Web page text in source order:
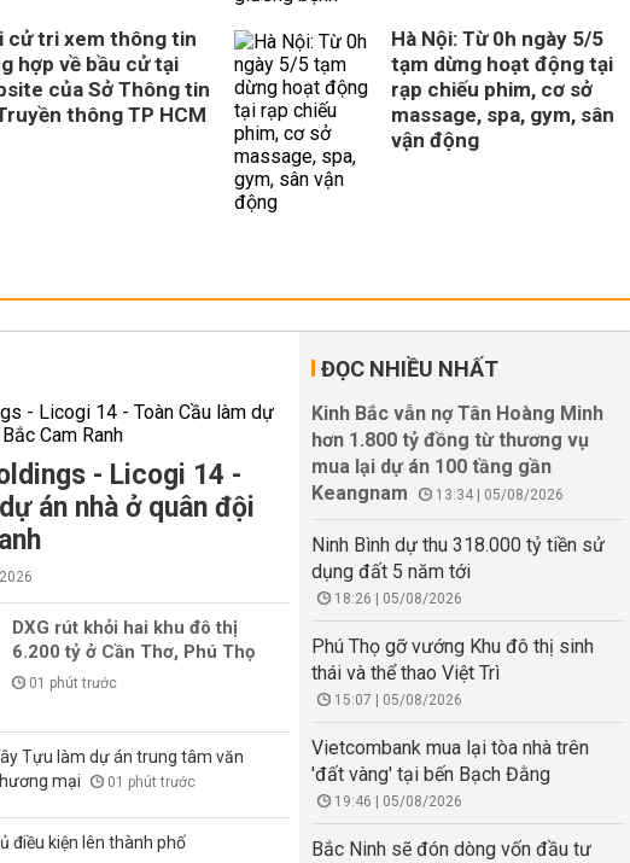
cử tri xem thông tin
hợp về bầu cử tại
của Sở Thông tin
thông TP HCM
Hà Nội: Từ 0h ngày 5/5
tạm dừng hoạt động tại
rạp chiếu phim, cơ sở
massage, spa, gym, sân
vận động
- Licogi 14 -
án nhà ở quân đội
DXG rút khỏi hai khu đô thị
6.200 tỷ ở Cần Thơ, Phú Thọ
01 phút trước
Tựu làm dự án trung tâm văn
mại
01 phút trước
điều kiện lên thành phố
ĐỌC NHIỀU NHẤT
Kinh Bắc vẫn nợ Tân Hoàng Minh
hơn 1.800 tỷ đồng từ thương vụ
mua lại dự án 100 tầng gần
Keangnam
13:34 | 05/08/2026
Ninh Bình dự thu 318.000 tỷ tiền sử
dụng đất 5 năm tới
18:26 | 05/08/2026
Phú Thọ gỡ vướng Khu đô thị sinh
thái và thể thao Việt Trì
15:07 | 05/08/2026
Vietcombank mua lại tòa nhà trên
'đất vàng' tại bến Bạch Đằng
19:46 | 05/08/2026
Bắc Ninh sẽ đón dòng vốn đầu tư